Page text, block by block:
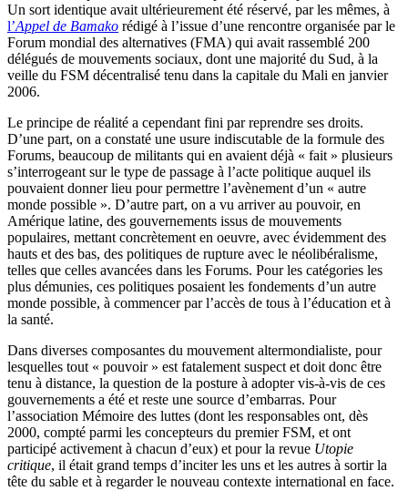
Un sort identique avait ultérieurement été réservé, par les mêmes, à
l’Appel de Bamako rédigé à l’issue d’une rencontre organisée par le
Forum mondial des alternatives (FMA) qui avait rassemblé 200
délégués de mouvements sociaux, dont une majorité du Sud, à la
veille du FSM décentralisé tenu dans la capitale du Mali en janvier
2006.
Le principe de réalité a cependant fini par reprendre ses droits.
D’une part, on a constaté une usure indiscutable de la formule des
Forums, beaucoup de militants qui en avaient déjà « fait » plusieurs
s’interrogeant sur le type de passage à l’acte politique auquel ils
pouvaient donner lieu pour permettre l’avènement d’un « autre
monde possible ». D’autre part, on a vu arriver au pouvoir, en
Amérique latine, des gouvernements issus de mouvements
populaires, mettant concrètement en oeuvre, avec évidemment des
hauts et des bas, des politiques de rupture avec le néolibéralisme,
telles que celles avancées dans les Forums. Pour les catégories les
plus démunies, ces politiques posaient les fondements d’un autre
monde possible, à commencer par l’accès de tous à l’éducation et à
la santé.
Dans diverses composantes du mouvement altermondialiste, pour
lesquelles tout « pouvoir » est fatalement suspect et doit donc être
tenu à distance, la question de la posture à adopter vis-à-vis de ces
gouvernements a été et reste une source d’embarras. Pour
l’association Mémoire des luttes (dont les responsables ont, dès
2000, compté parmi les concepteurs du premier FSM, et ont
participé activement à chacun d’eux) et pour la revue Utopie
critique, il était grand temps d’inciter les uns et les autres à sortir la
tête du sable et à regarder le nouveau contexte international en face.